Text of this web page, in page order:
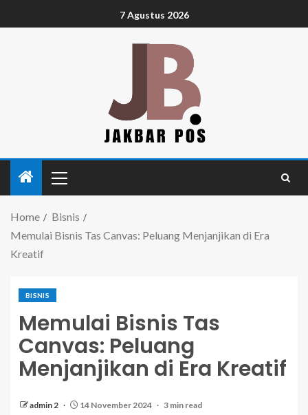
7 Agustus 2026
Home
Bisnis
Memulai Bisnis Tas Canvas: Peluang Menjanjikan di Era
Kreatif
BISNIS
Memulai Bisnis Tas
Canvas: Peluang
Menjanjikan di Era Kreatif
admin 2 14 November 2024 3 min read